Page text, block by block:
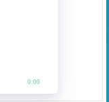
0:00